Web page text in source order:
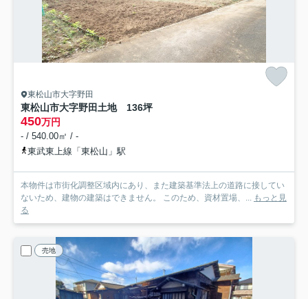
東松山市大字野田
東松山市大字野田土地 136坪
450万円
- / 540.00㎡ / -
東武東上線「東松山」駅
本物件は市街化調整区域内にあり、また建築基準法上の道路に接してい
ないため、建物の建築はできません。 このため、資材置場、... もっと見
る
売地